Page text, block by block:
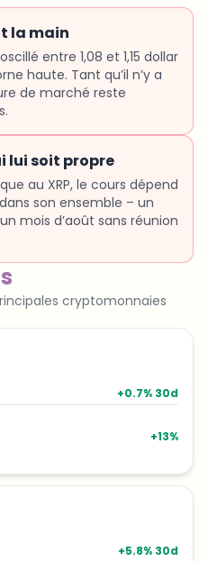
la main
entre 1,08 et 1,15 dollar
haute. Tant qu’il n’y a
de marché reste
lui soit propre
au XRP, le cours dépend
son ensemble – un
mois d’août sans réunion
cryptomonnaies
+0.7% 30d
+13%
+5.8% 30d